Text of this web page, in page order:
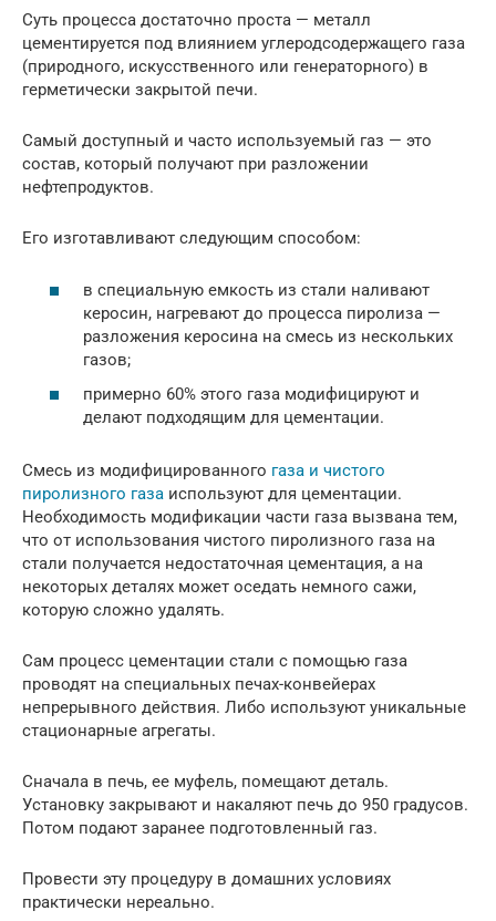
Суть процесса достаточно проста — металл
цементируется под влиянием углеродсодержащего газа
(природного, искусственного или генераторного) в
герметически закрытой печи.
Самый доступный и часто используемый газ — это
состав, который получают при разложении
нефтепродуктов.
Его изготавливают следующим способом:
в специальную емкость из стали наливают
керосин, нагревают до процесса пиролиза —
разложения керосина на смесь из нескольких
газов;
примерно 60% этого газа модифицируют и
делают подходящим для цементации.
Смесь из модифицированного газа и чистого
пиролизного газа используют для цементации.
Необходимость модификации части газа вызвана тем,
что от использования чистого пиролизного газа на
стали получается недостаточная цементация, а на
некоторых деталях может оседать немного сажи,
которую сложно удалять.
Сам процесс цементации стали с помощью газа
проводят на специальных печах-конвейерах
непрерывного действия. Либо используют уникальные
стационарные агрегаты.
Сначала в печь, ее муфель, помещают деталь.
Установку закрывают и накаляют печь до 950 градусов.
Потом подают заранее подготовленный газ.
Провести эту процедуру в домашних условиях
практически нереально.